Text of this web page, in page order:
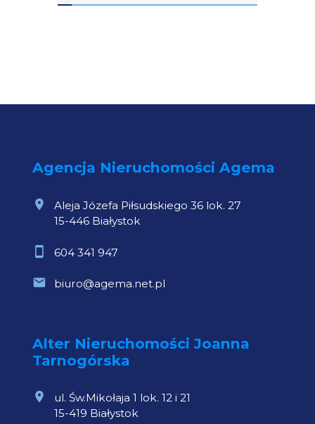
Agencja Nieruchomości Agema
Aleja Józefa Piłsudskiego 36 lok. 27
15-446 Białystok
604 341 947
biuro@agema.net.pl
Alter Nieruchomości Joanna
Tarnogórska
ul. Św.Mikołaja 1 lok. 12 i 21
15-419 Białystok